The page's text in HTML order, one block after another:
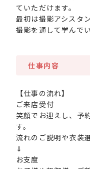
ていただけます。
最初は撮影アシスタ
撮影を通して学んで
仕事内容
【仕事の流れ】
ご来店受付
笑顔でお迎えし、予
す。
流れのご説明や衣装
⇓
お支度